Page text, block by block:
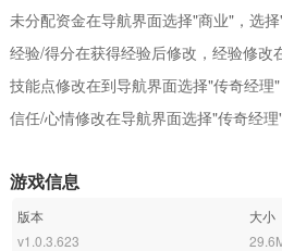
未分配资金在导航界面选择"商业"，选择
经验/得分在获得经验后修改，经验修改
技能点修改在到导航界面选择"传奇经理"
信任/心情修改在导航界面选择"传奇经理
游戏信息
版本
v1.0.3.623
大小